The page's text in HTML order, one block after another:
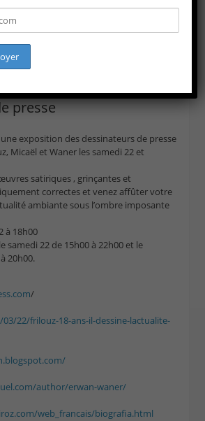
presse
une exposition des dessinateurs de presse
Micaël et Waner les samedi 22 et
satiriques , grinçantes et
correctes et venez affûter votre
ambiante sous l’ombre imposante
à 18h00
samedi 22 de 15h00 à 22h00 et le
20h00.
/
22/frilouz-18-ans-il-dessine-lactualite-
author/erwan-waner/
web_francais/biografia.html